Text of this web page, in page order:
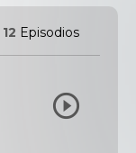
12 Episodios